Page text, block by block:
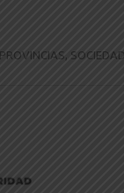
PROVINCIAS, SOCIEDAD